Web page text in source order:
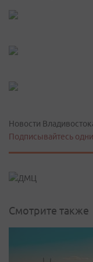
Новости
Подписывайтесь
Смотрите также